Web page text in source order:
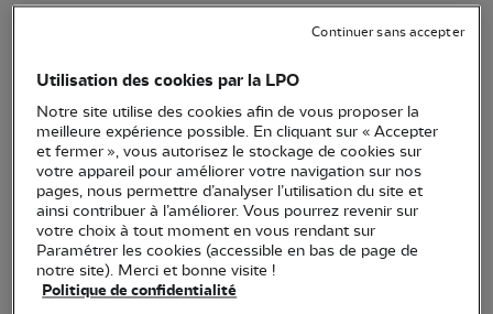
Utilisation des cookies par la LPO
Notre site utilise des cookies afin de vous proposer la
meilleure expérience possible. En cliquant sur « Accepter
et fermer », vous autorisez le stockage de cookies sur
votre appareil pour améliorer votre navigation sur nos
pages, nous permettre d’analyser l’utilisation du site et
ainsi contribuer à l’améliorer. Vous pourrez revenir sur
votre choix à tout moment en vous rendant sur
Paramétrer les cookies (accessible en bas de page de
notre site). Merci et bonne visite !
Politique de confidentialité
Continuer sans accepter